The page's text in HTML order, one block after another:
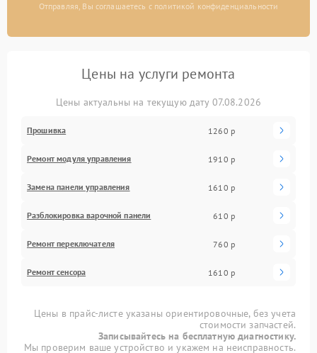
Отправляя, Вы соглашаетесь с политикой конфиденциальности
Цены на услуги ремонта
Цены актуальны на текущую дату 07.08.2026
Прошивка 1260 р
Ремонт модуля управления 1910 р
Замена панели управления 1610 р
Разблокировка варочной панели 610 р
Ремонт переключателя 760 р
Ремонт сенсора 1610 р
Цены в прайс-листе указаны ориентировочные, без учета
стоимости запчастей.
Записывайтесь на бесплатную диагностику.
Мы проверим ваше устройство и укажем на неисправность.